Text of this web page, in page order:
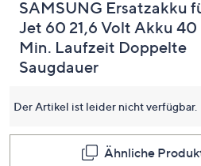
SAMSUNG Ersatzakku
Jet 60 21,6 Volt Akku 40
Min. Laufzeit Doppelte
Saugdauer
Der Artikel ist leider nicht verfügbar.
Ähnliche